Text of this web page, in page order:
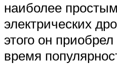
наиболее
электрических
этого он
время